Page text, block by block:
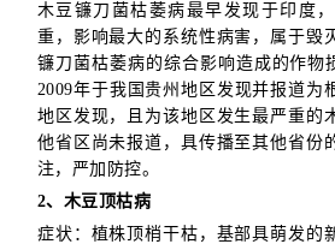
木豆镰刀菌枯萎病最早发现于印度
重，影响最大的系统性病害，属于毁
镰刀菌枯萎病的综合影响造成的作物
2009年于我国贵州地区发现并报道为
地区发现，且为该地区发生最严重的
他省区尚未报道，具传播至其他省份
注，严加防控。
2、木豆顶枯病
症状：植株顶梢干枯，基部具萌发的